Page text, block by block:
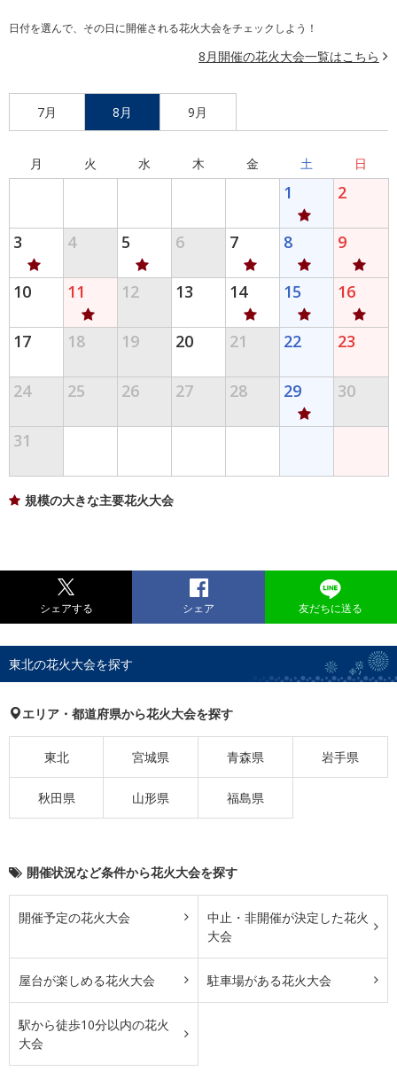
日付を選んで、その日に開催される花火大会をチェックしよう！
8月開催の花火大会一覧はこちら
7月 8月 9月
月 火 水 木 金 土 日
1 2
3 4 5 6 7 8 9
10 11 12 13 14 15 16
17 18 19 20 21 22 23
24 25 26 27 28 29 30
31
規模の大きな主要花火大会
シェアする シェア 友だちに送る
東北の花火大会を探す
エリア・都道府県から花火大会を探す
東北 宮城県 青森県 岩手県
秋田県 山形県 福島県
開催状況など条件から花火大会を探す
開催予定の花火大会
中止・非開催が決定した花火
大会
屋台が楽しめる花火大会 駐車場がある花火大会
駅から徒歩10分以内の花火
大会